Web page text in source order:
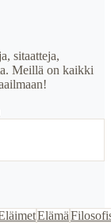
sitaatteja,
Meillä on kaikki
Elämä